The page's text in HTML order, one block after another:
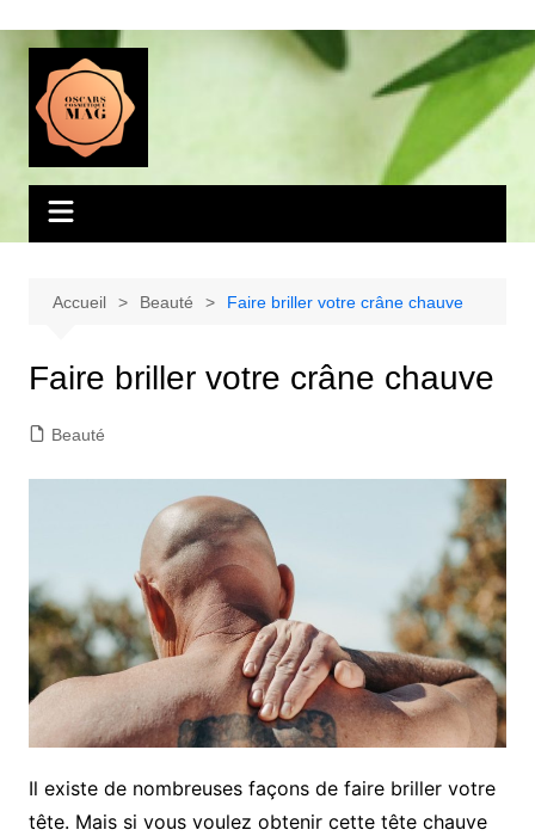
contenu
Accueil Beauté Faire briller votre crâne chauve
Faire briller votre crâne chauve
Beauté
Il existe de nombreuses façons de faire briller votre
tête. Mais si vous voulez obtenir cette tête chauve